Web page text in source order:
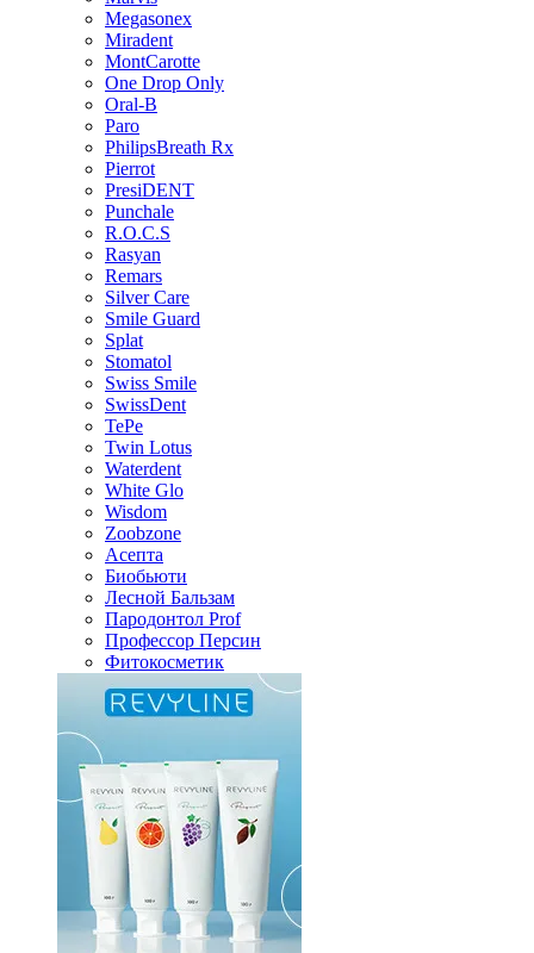
Megasonex
Miradent
MontCarotte
One Drop Only
Oral-B
Paro
PhilipsBreath Rx
Pierrot
PresiDENT
Punchale
R.O.C.S
Rasyan
Remars
Silver Care
Smile Guard
Splat
Stomatol
Swiss Smile
SwissDent
TePe
Twin Lotus
Waterdent
White Glo
Wisdom
Zoobzone
Асепта
Биобьюти
Лесной Бальзам
Пародонтол Prof
Профессор Персин
Фитокосметик